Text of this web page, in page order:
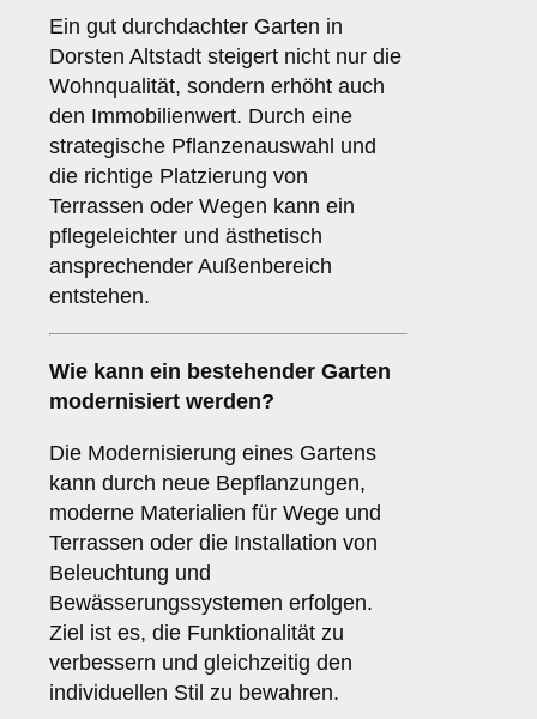
Ein gut durchdachter Garten in
Dorsten Altstadt steigert nicht nur die
Wohnqualität, sondern erhöht auch
den Immobilienwert. Durch eine
strategische Pflanzenauswahl und
die richtige Platzierung von
Terrassen oder Wegen kann ein
pflegeleichter und ästhetisch
ansprechender Außenbereich
entstehen.
Wie kann ein bestehender Garten
modernisiert werden?
Die Modernisierung eines Gartens
kann durch neue Bepflanzungen,
moderne Materialien für Wege und
Terrassen oder die Installation von
Beleuchtung und
Bewässerungssystemen erfolgen.
Ziel ist es, die Funktionalität zu
verbessern und gleichzeitig den
individuellen Stil zu bewahren.